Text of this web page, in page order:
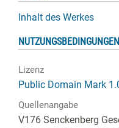
Inhalt des Werkes
NUTZUNGSBEDINGUNGEN
Lizenz
Public Domain Mark
Quellenangabe
V176 Senckenberg